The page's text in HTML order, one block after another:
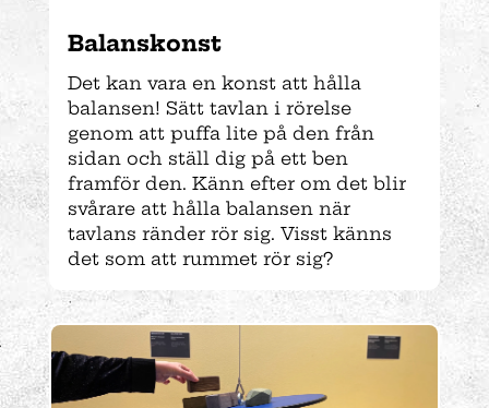
Balans­konst
Det kan vara en konst att hålla
balansen! Sätt tavlan i rörelse
genom att puffa lite på den från
sidan och ställ dig på ett ben
framför den. Känn efter om det blir
svårare att hålla balansen när
tavlans ränder rör sig. Visst känns
det som att rummet rör sig?